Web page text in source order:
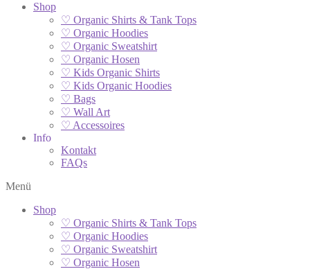
Shop
♡ Organic Shirts & Tank Tops
♡ Organic Hoodies
♡ Organic Sweatshirt
♡ Organic Hosen
♡ Kids Organic Shirts
♡ Kids Organic Hoodies
♡ Bags
♡ Wall Art
♡ Accessoires
Info
Kontakt
FAQs
Menü
Shop
♡ Organic Shirts & Tank Tops
♡ Organic Hoodies
♡ Organic Sweatshirt
♡ Organic Hosen